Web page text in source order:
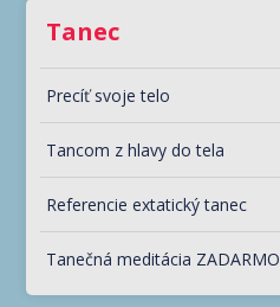
Tanec
Precíť svoje telo
Tancom z hlavy do tela
Referencie extatický tanec
Tanečná meditácia ZADARMO